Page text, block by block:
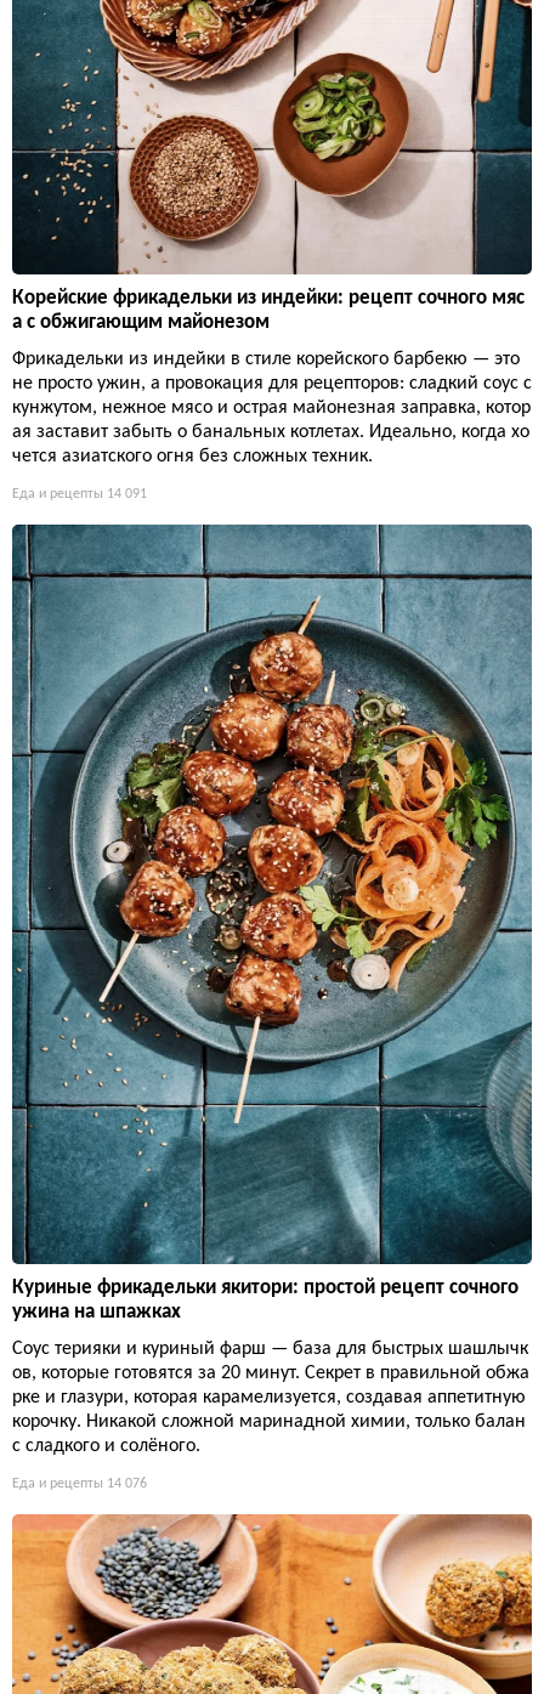
Корейские фрикадельки из индейки: рецепт сочного мяс
а с обжигающим майонезом
Фрикадельки из индейки в стиле корейского барбекю — это
не просто ужин, а провокация для рецепторов: сладкий соус с
кунжутом, нежное мясо и острая майонезная заправка, котор
ая заставит забыть о банальных котлетах. Идеально, когда хо
чется азиатского огня без сложных техник.
Еда и рецепты 14 091
Куриные фрикадельки якитори: простой рецепт сочного
ужина на шпажках
Соус терияки и куриный фарш — база для быстрых шашлычк
ов, которые готовятся за 20 минут. Секрет в правильной обжа
рке и глазури, которая карамелизуется, создавая аппетитную
корочку. Никакой сложной маринадной химии, только балан
с сладкого и солёного.
Еда и рецепты 14 076